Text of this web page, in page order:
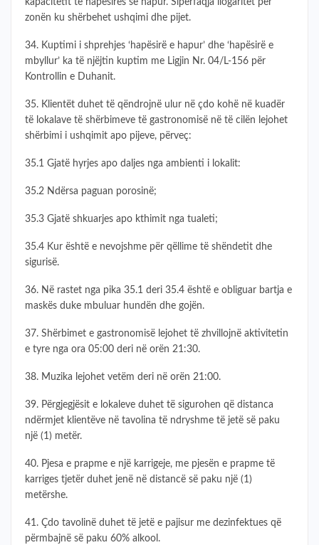
kapacitetit të hapësirës së hapur. Sipërfaqja llogaritet për
zonën ku shërbehet ushqimi dhe pijet.
34. Kuptimi i shprehjes ‘hapësirë e hapur’ dhe ‘hapësirë e
mbyllur’ ka të njëjtin kuptim me Ligjin Nr. 04/L-156 për
Kontrollin e Duhanit.
35. Klientët duhet të qëndrojnë ulur në çdo kohë në kuadër
të lokalave të shërbimeve të gastronomisë në të cilën lejohet
shërbimi i ushqimit apo pijeve, përveç:
35.1 Gjatë hyrjes apo daljes nga ambienti i lokalit:
35.2 Ndërsa paguan porosinë;
35.3 Gjatë shkuarjes apo kthimit nga tualeti;
35.4 Kur është e nevojshme për qëllime të shëndetit dhe
sigurisë.
36. Në rastet nga pika 35.1 deri 35.4 është e obliguar bartja e
maskës duke mbuluar hundën dhe gojën.
37. Shërbimet e gastronomisë lejohet të zhvillojnë aktivitetin
e tyre nga ora 05:00 deri në orën 21:30.
38. Muzika lejohet vetëm deri në orën 21:00.
39. Përgjegjësit e lokaleve duhet të sigurohen që distanca
ndërmjet klientëve në tavolina të ndryshme të jetë së paku
një (1) metër.
40. Pjesa e prapme e një karrigeje, me pjesën e prapme të
karriges tjetër duhet jenë në distancë së paku një (1)
metërshe.
41. Çdo tavolinë duhet të jetë e pajisur me dezinfektues që
përmbajnë së paku 60% alkool.